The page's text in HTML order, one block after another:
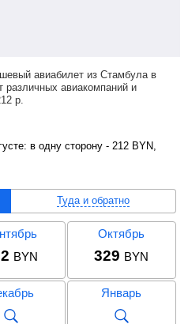
авиабилет из Стамбула в
авиакомпаний и
р
в одну сторону - 212 BYN
Туда и обратно
BYN
Октябрь
329 BYN
Январь